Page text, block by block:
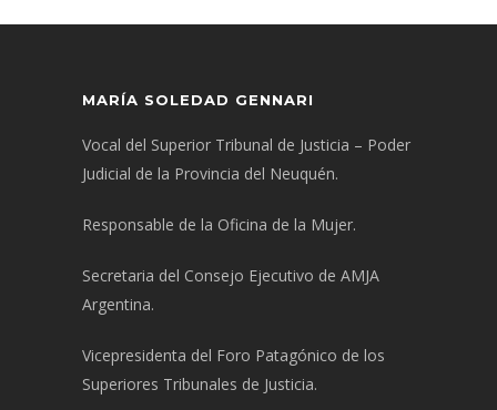
MARÍA SOLEDAD GENNARI
Vocal del Superior Tribunal de Justicia – Poder
Judicial de la Provincia del Neuquén.
Responsable de la Oficina de la Mujer.
Secretaria del Consejo Ejecutivo de AMJA
Argentina.
Vicepresidenta del Foro Patagónico de los
Superiores Tribunales de Justicia.